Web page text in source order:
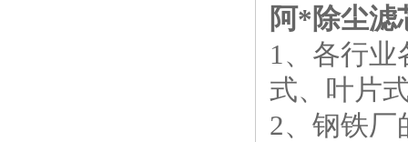
阿*除尘滤
1、各行
式、叶片
2、钢铁厂